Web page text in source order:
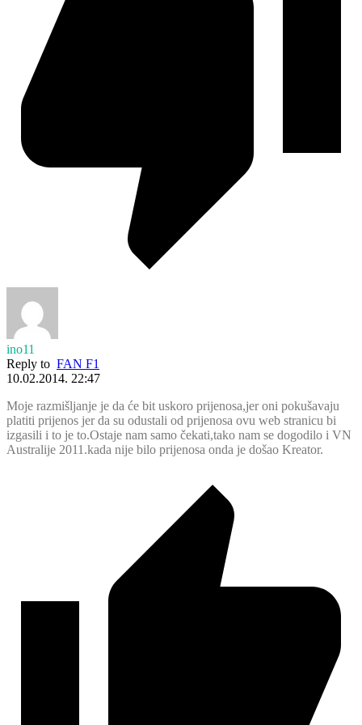
ino11
Reply to FAN F1
10.02.2014. 22:47
Moje razmišljanje je da će bit uskoro prijenosa,jer oni pokušavaju
platiti prijenos jer da su odustali od prijenosa ovu web stranicu bi
izgasili i to je to.Ostaje nam samo čekati,tako nam se dogodilo i VN
Australije 2011.kada nije bilo prijenosa onda je došao Kreator.